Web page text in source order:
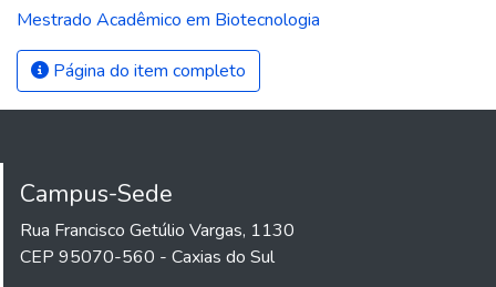
Mestrado Acadêmico em Biotecnologia
Página do item completo
Campus-Sede
Rua Francisco Getúlio Vargas, 1130
CEP 95070-560 - Caxias do Sul